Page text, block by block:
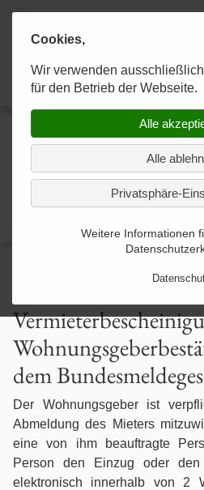
Cookies,
Wir verwenden
für den Betrieb der Webseite.
Alle
Alle
Privatsphäre-
Weitere Informationen
KANZLEI
Strategien zum Erfolg
RECHTSGEBIETE
Allgemeines Zivilrecht
Baurecht
Betäubungsmittelstrafrecht
Erbrecht
Fahrerlaubnis- / Führerscheinrecht
KONTAKT
Kontakt-Formular-gesendet
Karaahmetoğlu
dem
Der Wohnungsgeber ist
Abmeldung des Mieters
eine von ihm beauftragte
Person den Einzug oder
elektronisch innerhalb von 2